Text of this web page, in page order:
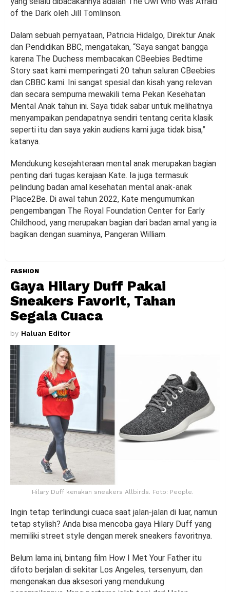
of the Dark oleh Jill Tomlinson.
Dalam sebuah pernyataan, Patricia Hidalgo, Direktur Anak
dan Pendidikan BBC, mengatakan, “Saya sangat bangga
karena The Duchess membacakan CBeebies Bedtime
Story saat kami memperingati 20 tahun saluran CBeebies
dan CBBC kami. Ini sangat spesial dan kisah yang relevan
dan secara sempurna mewakili tema Pekan Kesehatan
Mental Anak tahun ini. Saya tidak sabar untuk melihatnya
menyampaikan pendapatnya sendiri tentang cerita klasik
seperti itu dan saya yakin audiens kami juga tidak bisa,”
katanya.
Mendukung kesejahteraan mental anak merupakan bagian
penting dari tugas kerajaan Kate. Ia juga termasuk
pelindung badan amal kesehatan mental anak-anak
Place2Be. Di awal tahun 2022, Kate mengumumkan
pengembangan The Royal Foundation Center for Early
Childhood, yang merupakan bagian dari badan amal yang ia
bagikan dengan suaminya, Pangeran William.
FASHION
Gaya Hilary Duff Pakai
Sneakers Favorit, Tahan
Segala Cuaca
by Haluan Editor
Hilary Duff kenakan sneakers Allbirds. Foto: People.
Ingin tetap terlindungi cuaca saat jalan-jalan di luar, namun
tetap stylish? Anda bisa mencoba gaya Hilary Duff yang
memiliki street style dengan merek sneakers favoritnya.
Belum lama ini, bintang film How I Met Your Father itu
difoto berjalan di sekitar Los Angeles, tersenyum, dan
mengenakan dua aksesori yang mendukung